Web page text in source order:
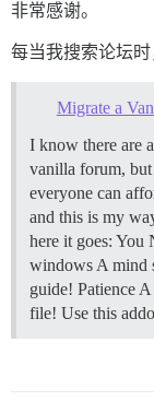
非常感谢。
每当我搜索论坛时
Migrate a
I know there are
vanilla forum,
everyone can
and this is my
here it goes: You
windows A mind
guide! Patience
file! Use this